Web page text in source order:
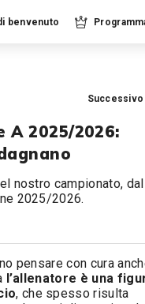
benvenuto
Successivo
2025/2026:
nostro campionato,
2025/2026.
pensare con cura
l’allenatore è una
, che spesso risulta